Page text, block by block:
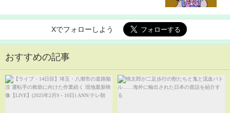
Xでフォローしよう
おすすめの記事